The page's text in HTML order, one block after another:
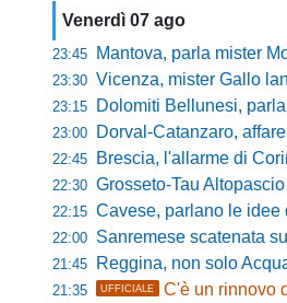
Venerdì 07 ago
23:45 Mantova, parla mister Modesto dopo il
23:30 Vicenza, mister Gallo lancia la sfida: «Ci
23:15 Dolomiti Bellunesi, parla Lattanzio:
23:00 Dorval-Catanzaro, affare in
22:45 Brescia, l'allarme di Corini: «Ci
22:30 Grosseto-Tau Altopascio 2-2: il
22:15 Cavese, parlano le idee di Masitto:
22:00 Sanremese scatenata sul
21:45 Reggina, non solo Acquadro: il
21:35 UFFICIALE C'è un rinnovo